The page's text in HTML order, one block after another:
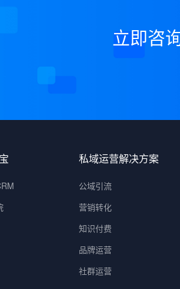
立即咨
私域运营解决方案
公域引流
营销转化
知识付费
品牌运营
社群运营